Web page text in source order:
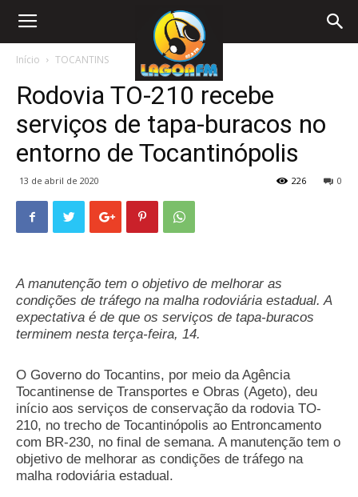
Início TOCANTINS
Rodovia TO-210 recebe
serviços de tapa-buracos no
entorno de Tocantinópolis
13 de abril de 2020 0
226
A manutenção tem o objetivo de melhorar as
condições de tráfego na malha rodoviária estadual. A
expectativa é de que os serviços de tapa-buracos
terminem nesta terça-feira, 14.
O Governo do Tocantins, por meio da Agência
Tocantinense de Transportes e Obras (Ageto), deu
início aos serviços de conservação da rodovia TO-
210, no trecho de Tocantinópolis ao Entroncamento
com BR-230, no final de semana. A manutenção tem o
objetivo de melhorar as condições de tráfego na
malha rodoviária estadual.